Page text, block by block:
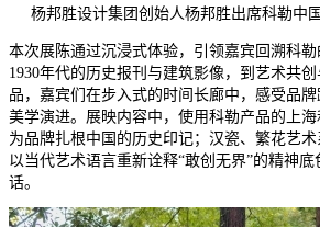
杨邦胜设计集团创始人杨邦胜出席科勒中
本次展陈通过沉浸式体验，引领嘉宾回溯科
1930年代的历史报刊与建筑影像，到艺术共
品，嘉宾们在步入式的时间长廊中，感受品
美学演进。展映内容中，使用科勒产品的上
为品牌扎根中国的历史印记；汉瓷、繁花艺
以当代艺术语言重新诠释“敢创无界”的精神
话。